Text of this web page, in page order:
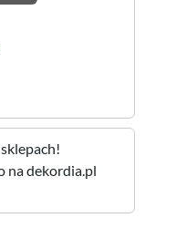
na dekordia.pl